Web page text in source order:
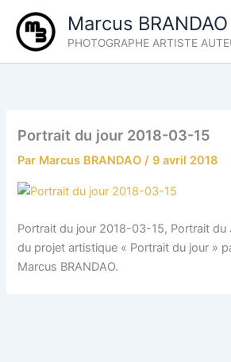
contenu
Marcus BRANDAO
PHOTOGRAPHE ARTISTE
Portrait du jour 2018-03-15
Par Marcus BRANDAO/9 avril 2018
Portrait du jour 2018-03-15, Portrait du
du projet artistique « Portrait du jour »
Marcus BRANDAO.